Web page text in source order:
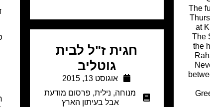
The
at
The
the
חגית ז"ל לבית
גוטליב
אוגוסט 13, 2015
מנוחה, נילית, פרסום מודעת
אבל בעיתון הארץ